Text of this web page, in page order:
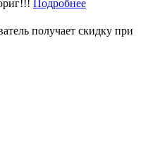
Подробнее
получает скидку при